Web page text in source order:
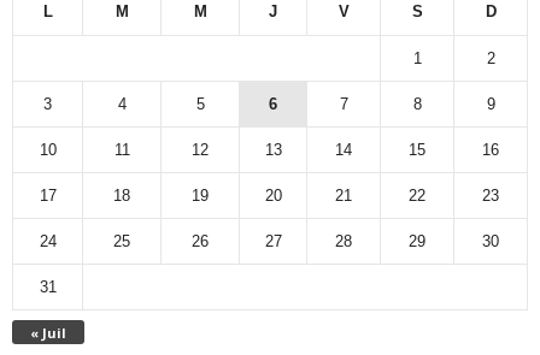
L M M J V S D
« Juil
1 2
3 4 5 6 7 8 9
10 11 12 13 14 15 16
17 18 19 20 21 22 23
24 25 26 27 28 29 30
31